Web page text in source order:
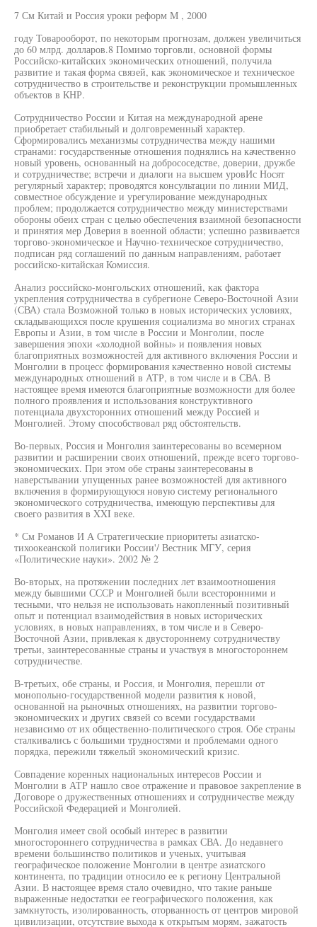
7 См Китай и Россия уроки реформ М , 2000
году Товарооборот, по некоторым прогнозам, должен увеличиться
до 60 млрд. долларов.8 Помимо торговли, основной формы
Российско-китайских экономических отношений, получила
развитие и такая форма связей, как экономическое и техническое
сотрудничество в строительстве и реконструкции промышленных
объектов в КНР.
Сотрудничество России и Китая на международной арене
приобретает стабильный и долговременный характер.
Сформировались механизмы сотрудничества между нашими
странами: государственные отношения поднялись на качественно
новый уровень, основанный на добрососедстве, доверии, дружбе
и сотрудничестве; встречи и диалоги на высшем уровИс Носят
регулярный характер; проводятся консультации по линии МИД,
совместное обсуждение и урегулирование международных
проблем; продолжается сотрудничество между министерствами
обороны обеих стран с целью обеспечения взаимной безопасности
и принятия мер Доверия в военной области; успешно развивается
торгово-экономическое и Научно-техническое сотрудничество,
подписан ряд соглашений по данным направлениям, работает
российско-китайская Комиссия.
Анализ российско-монгольских отношений, как фактора
укрепления сотрудничества в субрегионе Северо-Восточной Азии
(СВА) стала Возможной только в новых исторических условиях,
складывающихся после крушения социализма во многих странах
Европы и Азии, в том числе в России и Монголии, после
завершения эпохи «холодной войны» и появления новых
благоприятных возможностей для активного включения России и
Монголии в процесс формирования качественно новой системы
международных отношений в АТР, в том числе и в СВА. В
настоящее время имеются благоприятные возможности для более
полного проявления и использования конструктивного
потенциала двухсторонних отношений между Россией и
Монголией. Этому способствовал ряд обстоятельств.
Во-первых, Россия и Монголия заинтересованы во всемерном
развитии и расширении своих отношений, прежде всего торгово-
экономических. При этом обе страны заинтересованы в
наверстывании упущенных ранее возможностей для активного
включения в формирующуюся новую систему регионального
экономического сотрудничества, имеющую перспективы для
своего развития в XXI веке.
* См Романов И А Стратегические приоритеты азиатско-
тихоокеанской полигики России'/ Вестник МГУ, серия
«Политические науки». 2002 № 2
Во-вторых, на протяжении последних лет взаимоотношения
между бывшими СССР и Монголией были всесторонними и
тесными, что нельзя не использовать накопленный позитивный
опыт и потенциал взаимодействия в новых исторических
условиях, в новых направлениях, в том числе и в Северо-
Восточной Азии, привлекая к двустороннему сотрудничеству
третьи, заинтересованные страны и участвуя в многостороннем
сотрудничестве.
В-третьих, обе страны, и Россия, и Монголия, перешли от
монопольно-государственной модели развития к новой,
основанной на рыночных отношениях, на развитии торгово-
экономических и других связей со всеми государствами
независимо от их общественно-политического строя. Обе страны
сталкивались с большими трудностями и проблемами одного
порядка, пережили тяжелый экономический кризис.
Совпадение коренных национальных интересов России и
Монголии в АТР нашло свое отражение и правовое закрепление в
Договоре о дружественных отношениях и сотрудничестве между
Российской Федерацией и Монголией.
Монголия имеет свой особый интерес в развитии
многостороннего сотрудничества в рамках СВА. До недавнего
времени большинство политиков и ученых, учитывая
географическое положение Монголии в центре азиатского
континента, по традиции относило ее к региону Центральной
Азии. В настоящее время стало очевидно, что такие раньше
выраженные недостатки ее географического положения, как
замкнутость, изолированность, оторванность от центров мировой
цивилизации, отсутствие выхода к открытым морям, зажатость